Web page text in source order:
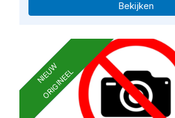
Bekijken
NIEUW
ORIGINEEL